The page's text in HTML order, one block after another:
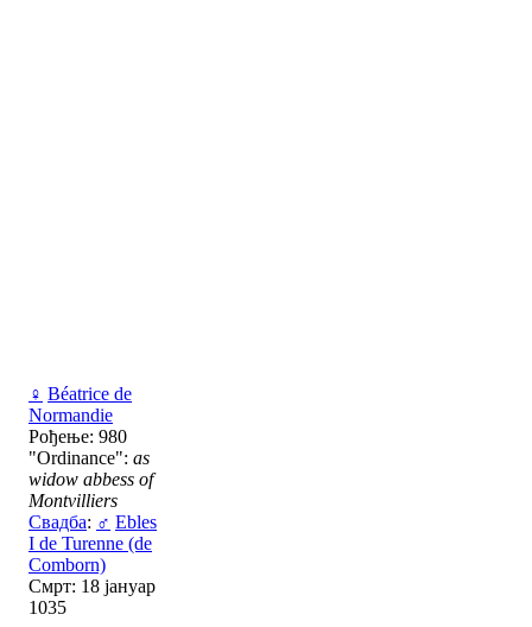
♀ Béatrice de
Normandie
Рођење: 980
"Ordinance": as
widow abbess of
Montvilliers
Свадба: ♂ Ebles
I de Turenne (de
Comborn)
Смрт: 18 јануар
1035